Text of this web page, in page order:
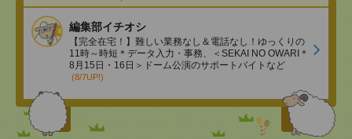
編集部イチオシ
【完全在宅！】難しい業務なし＆電話なし！ゆっくりの
11時～時短＊データ入力・事務、＜SEKAI NO OWARI＊
8月15日・16日＞ドーム公演のサポートバイトなど
(8/7UP!)